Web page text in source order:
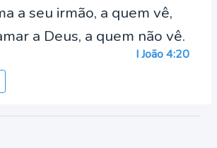
a seu irmão, a quem vê,
a Deus, a quem não vê.
I João 4:20